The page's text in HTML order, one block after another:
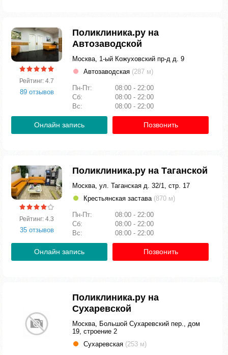
Рейтинг: 4.7
89 отзывов
Поликлиника.ру на
Автозаводской
Москва, 1-ый Кожуховский пр-д д. 9
Автозаводская (287 м)
Пн-Пт:
08:00 - 22:00
Сб:
08:00 - 22:00
Вс:
08:00 - 22:00
Онлайн запись Позвонить
Рейтинг: 4.3
35 отзывов
Поликлиника.ру на Таганской
Москва, ул. Таганская д. 32/1, стр. 17
Крестьянская застава (870 м)
Пн-Пт:
08:00 - 22:00
Сб:
08:00 - 22:00
Вс:
08:00 - 22:00
Онлайн запись Позвонить
Поликлиника.ру на
Сухаревской
Москва, Большой Сухаревский пер., дом
19, строение 2
Сухаревская (253 м)